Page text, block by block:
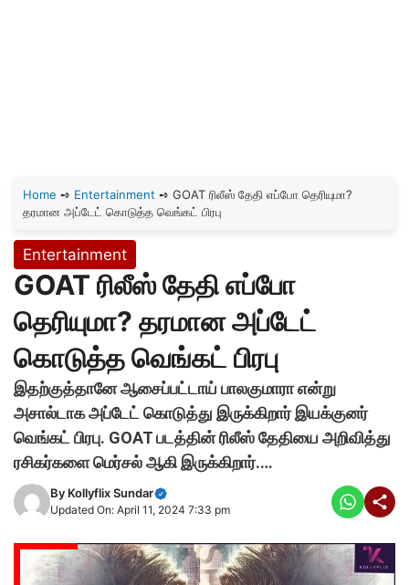
Home ➺ Entertainment ➺ GOAT ரிலீஸ் தேதி எப்போ தெரியுமா?
தரமான அப்டேட் கொடுத்த வெங்கட் பிரபு
Entertainment
GOAT ரிலீஸ் தேதி எப்போ
தெரியுமா? தரமான அப்டேட்
கொடுத்த வெங்கட் பிரபு
இதற்குத்தானே ஆசைப்பட்டாய் பாலகுமாரா என்று
அசால்டாக அப்டேட் கொடுத்து இருக்கிறார் இயக்குனர்
வெங்கட் பிரபு. GOAT படத்தின் ரிலீஸ் தேதியை அறிவித்து
ரசிகர்களை மெர்சல் ஆகி இருக்கிறார்.…
By Kollyflix Sundar
Updated On: April 11, 2024 7:33 pm